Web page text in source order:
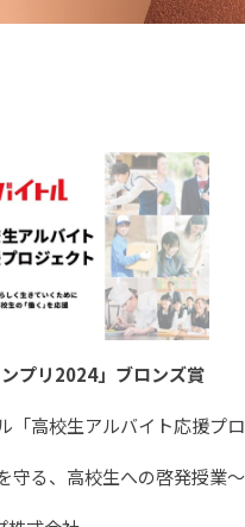
ンプリ2024」ブロンズ賞
「高校生アルバイト応援プロ
守る、高校生への啓発授業〜